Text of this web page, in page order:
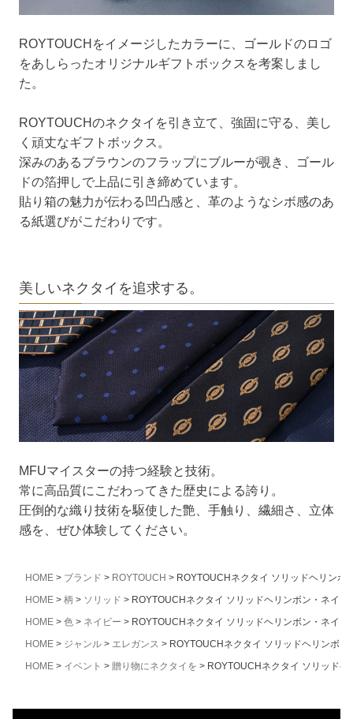
ROYTOUCHをイメージしたカラーに、ゴールドのロゴ
をあしらったオリジナルギフトボックスを考案しまし
た。
ROYTOUCHのネクタイを引き立て、強固に守る、美し
く頑丈なギフトボックス。
深みのあるブラウンのフラップにブルーが覗き、ゴール
ドの箔押しで上品に引き締めています。
貼り箱の魅力が伝わる凹凸感と、革のようなシボ感のあ
る紙選びがこだわりです。
美しいネクタイを追求する。
MFUマイスターの持つ経験と技術。
常に高品質にこだわってきた歴史による誇り。
圧倒的な織り技術を駆使した艶、手触り、繊細さ、立体
感を、ぜひ体験してください。
HOME ブランド ROYTOUCH
ROYTOUCHネクタイ ソリッドヘリンボ
HOME
柄 ソリッド
ROYTOUCHネクタイ ソリッドヘリンボン・ネイビ
HOME
色 ネイビー
ROYTOUCHネクタイ ソリッドヘリンボン・ネイビ
HOME
ジャンル エレガンス
ROYTOUCHネクタイ ソリッドヘリンボン
HOME
イベント 贈り物にネクタイを ROYTOUCHネクタイ ソリッド